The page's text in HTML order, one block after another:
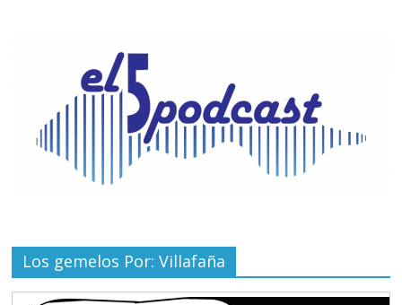
Los gemelos Por: Villafaña